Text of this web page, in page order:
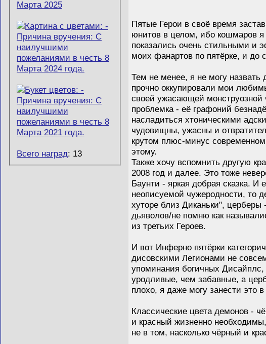
Всего наград: 13
Пятые Герои в своё время
юнитов в целом, ибо кошмаров я
показались очень стильными и
моих фанартов по пятёрке, и до
Тем не менее, я не могу
прочно оккупировали мои
своей ужасающей
проблемка - её графоний
насладиться хтоническими
чудовищны, ужасны и
крутом плюс-минус
этому.
Также хочу вспомнить другую
2008 год и далее. Это тоже
Баунти - яркая добрая сказка. И
неописуемой чужеродности, то
хуторе близ Диканьки", церберы
дьяволов/не помню как
из третьих Героев.
И вот Инферно пятёрки
дисовскими Легионами не
упоминания богичных
уродливые, чем забавные, а
плохо, я даже могу занести это
Классические цвета демонов -
и красный жизненно
не в том, насколько чёрный и